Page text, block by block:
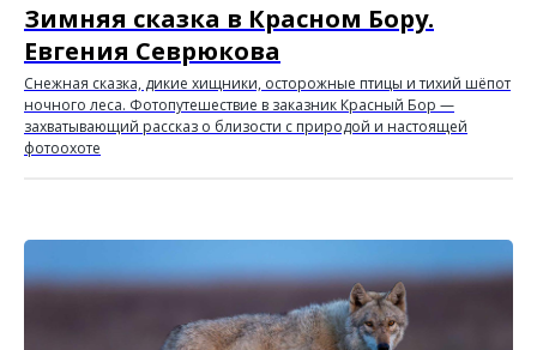
Зимняя сказка в Красном Бору.
Евгения Севрюкова
Снежная сказка, дикие хищники, осторожные птицы и тихий шёпот
ночного леса. Фотопутешествие в заказник Красный Бор —
захватывающий рассказ о близости с природой и настоящей
фотоохоте